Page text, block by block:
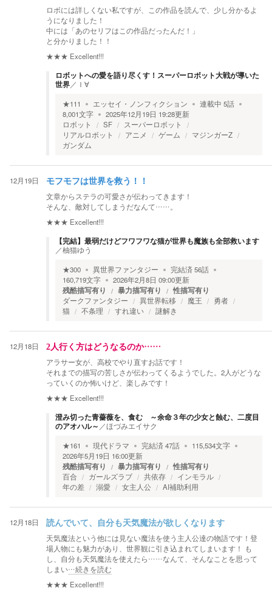
ロボには詳しくない私ですが、この作品を読んで、少し分かるよ
うになりました！
中には「あのセリフはこの作品だったんだ！」
と分かりました！！
★★★ Excellent!!!
ロボットへの愛を語り尽くす！スーパーロボット大戦が導いた
世界／ Ｉ∀
★111 エッセイ・ノンフィクション 連載中 5話
8,001文字 2025年12月19日 19:28更新
ロボット
SF
スーパーロボット
リアルロボット
アニメ ゲーム
マジンガーZ
ガンダム
12月19日 モフモフは世界を救う！！
文章からステラの可愛さが伝わってきます！
そんな、敵対してしまうだなんて……。
★★★ Excellent!!!
【完結】最弱だけどフワフワな猫が世界も魔族も全部救います
／柚猫ゆう
★300 異世界ファンタジー 完結済56話
160,719文字 2026年2月8日 09:00更新
残酷描写有り 暴力描写有り 性描写有り
ダークファンタジー 異世界転移 魔王
勇者
猫
不条理 すれ違い 謎解き
12月18日 2人行く方はどうなるのか……
アラサー女が、高校でやり直すお話です！
それまでの描写の苦しさが伝わってくるようでした。2人がどうな
っていくのか怖いけど、楽しみです！
★★★ Excellent!!!
澄み切った青薔薇を、食む ～余命３年の少女と蝕む、二度目
のアオハル～ ／ほづみエイサク
★161 現代ドラマ 完結済47話 115,534文字
2026年5月19日 16:00更新
残酷描写有り 暴力描写有り 性描写有り
百合 ガールズラブ 共依存
インモラル
年の差
溺愛 女主人公 AI補助利用
12月18日 読んでいて、自分も天気魔法が欲しくなります
天気魔法という他には見ない魔法を使う主人公達の物語です！登
場人物にも魅力があり、世界観に引き込まれてしまいます！ も
し、自分も天気魔法を使えたら……なんて、そんなことを思って
しまい…続きを読む
★★★ Excellent!!!